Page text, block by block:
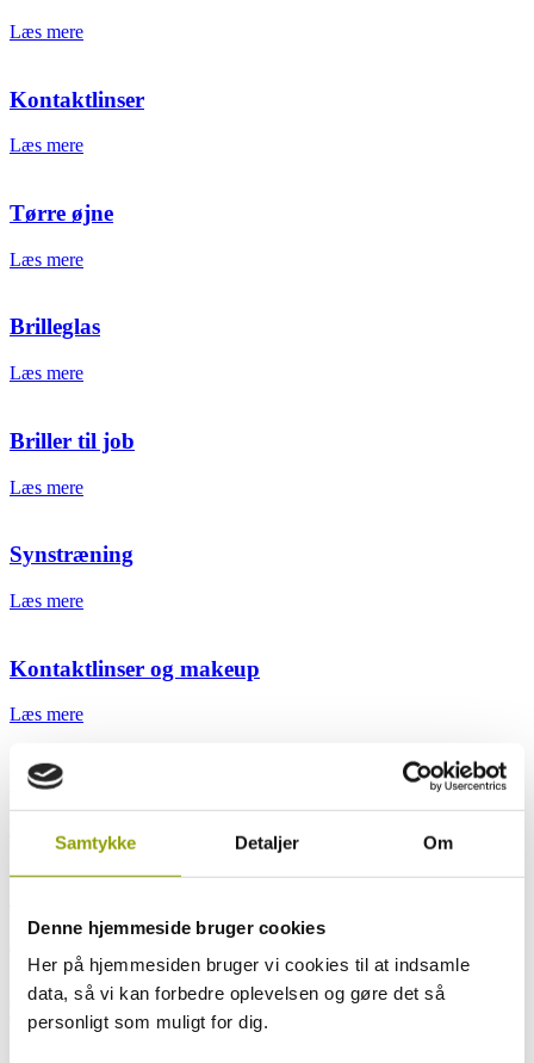
Samtykke Detaljer Om
Denne hjemmeside bruger cookies
Her på hjemmesiden bruger vi cookies til at indsamle
data, så vi kan forbedre oplevelsen og gøre det så
personligt som muligt for dig.
Læs mere
Kontaktlinser
Læs mere
Tørre øjne
Læs mere
Brilleglas
Læs mere
Briller til job
Læs mere
Synstræning
Læs mere
Kontaktlinser og makeup
Læs mere
Væsker og tilbehør
Briller og kontaktlinser